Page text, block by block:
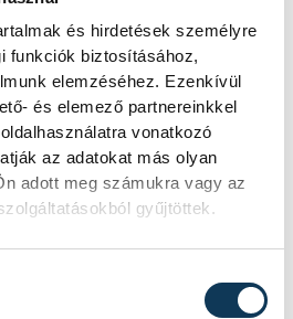
és hirdetések személyre
funkciók biztosításához,
elemzéséhez. Ezenkívül
és elemező partnereinkkel
vonatkozó
az adatokat más olyan
adott meg számukra vagy az
gyűjtöttek.
ESEMÉNYEK BETÖLTÉSE
KÉZILABDA NB I/B
26
FKC